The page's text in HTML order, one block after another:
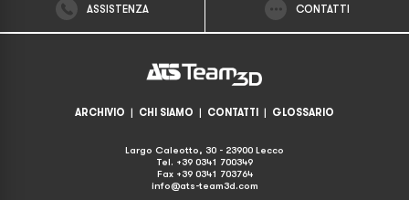
ASSISTENZA CONTATTI
ARCHIVIO | CHI SIAMO | CONTATTI | GLOSSARIO
Largo Caleotto, 30 - 23900 Lecco
Tel. +39 0341 700349
Fax +39 0341 703764
info@ats-team3d.com